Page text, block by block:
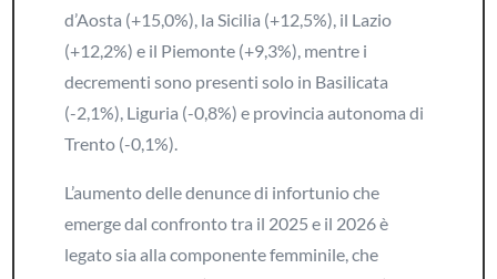
d’Aosta (+15,0%), la Sicilia (+12,5%), il Lazio
(+12,2%) e il Piemonte (+9,3%), mentre i
decrementi sono presenti solo in Basilicata
(-2,1%), Liguria (-0,8%) e provincia autonoma di
Trento (-0,1%).
L’aumento delle denunce di infortunio che
emerge dal confronto tra il 2025 e il 2026 è
legato sia alla componente femminile, che